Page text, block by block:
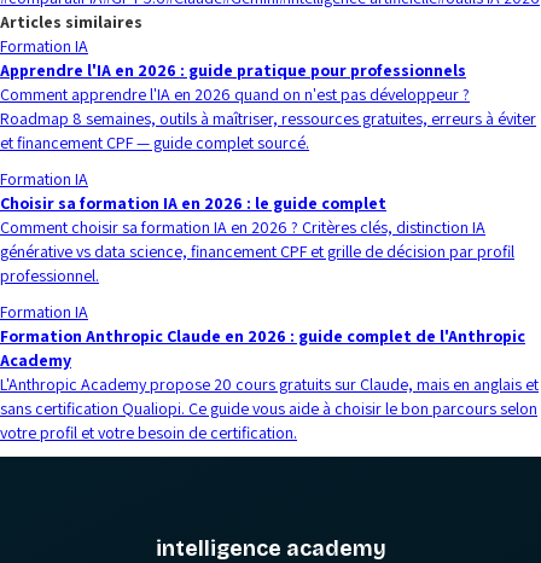
Articles similaires
Formation IA
Apprendre l'IA en 2026 : guide pratique pour professionnels
Comment apprendre l'IA en 2026 quand on n'est pas développeur ?
Roadmap 8 semaines, outils à maîtriser, ressources gratuites, erreurs à éviter
et financement CPF — guide complet sourcé.
Formation IA
Choisir sa formation IA en 2026 : le guide complet
Comment choisir sa formation IA en 2026 ? Critères clés, distinction IA
générative vs data science, financement CPF et grille de décision par profil
professionnel.
Formation IA
Formation Anthropic Claude en 2026 : guide complet de l'Anthropic
Academy
L'Anthropic Academy propose 20 cours gratuits sur Claude, mais en anglais et
sans certification Qualiopi. Ce guide vous aide à choisir le bon parcours selon
votre profil et votre besoin de certification.
intelligence academy